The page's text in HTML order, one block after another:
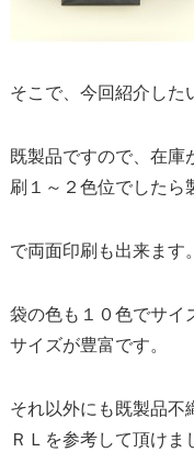
そこで、今回紹介した
既製品ですので、在庫
刷１～２色位でしたら
で両面印刷も出来ます。
袋の色も１０色でサイ
サイズが豊富です。
それ以外にも既製品不
ＲＬを参考して頂けま